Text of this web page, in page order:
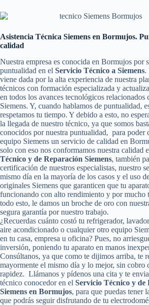
Asistencia Técnica Siemens en Bormujos.
calidad
Nuestra empresa es conocida en Bormujos por
puntualidad en el Servicio Técnico a Siemens.
viene dada por la alta experiencia de nuestra
técnicos con formación especializada y
en todos los avances tecnológicos relacionados
Siemens. Y, cuando hablamos de puntualidad,
respetamos tu tiempo. Y debido a esto, no
la llegada de nuestro técnico, ya que somos
conocidos por nuestra puntualidad, para poder
equipo Siemens un servicio de calidad en
solo con eso nos conformamos nuestra calidad
Técnico y de Reparación Siemens, también
certificación de nuestros especialistas, nuestro
mismo día en la mayoría de los casos y el uso
originales Siemens que garanticen que tu
funcionando con alto rendimiento y por mucho
todo esto, le damos un broche de oro con
segura garantía por nuestro trabajo.
¿Recuerdas cuánto costó tu refrigerador,
aire acondicionado o cualquier otro equipo
en tu casa, empresa u oficina? Pues, no
inversión, poniendo tu aparato en manos
Consúltanos, ya que como te dijimos arriba, te
mayormente el mismo día y lo mejor, sin cobro
rapidez. Llámanos y pídenos una cita y te
técnico conocedor en el Servicio Técnico y de
Siemens en Bormujos, para que puedas tener
que podrás seguir disfrutando de tu